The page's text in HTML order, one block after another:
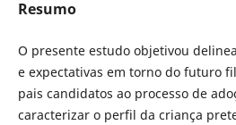
Resumo
O presente estudo objetivou
e expectativas em torno do futuro
pais candidatos ao processo de
caracterizar o perfil da criança